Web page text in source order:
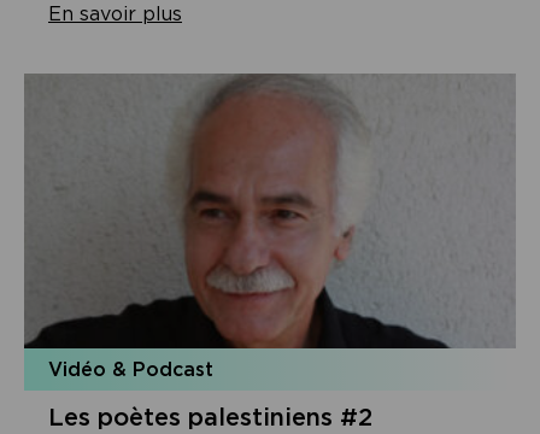
En savoir plus
Vidéo & Podcast
Les poètes palestiniens #2